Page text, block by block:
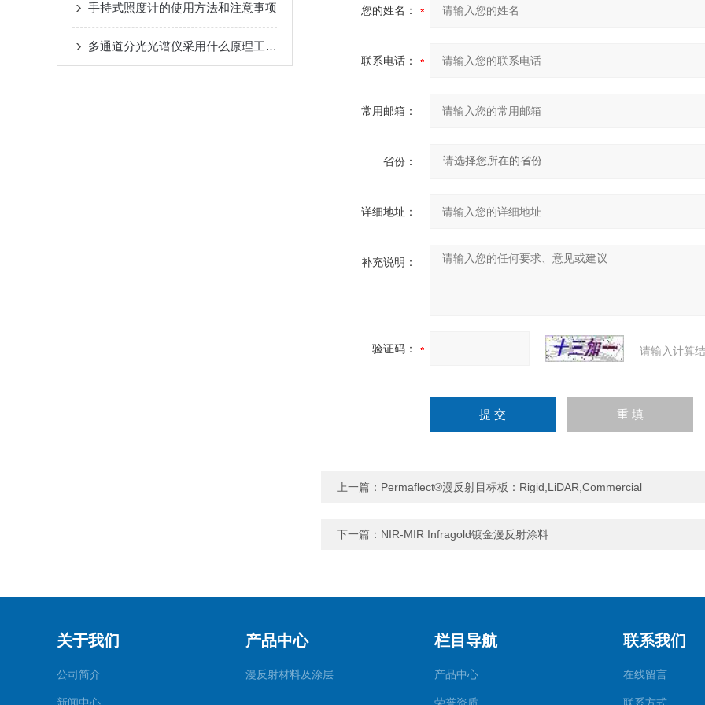
手持式照度计的使用方法和注意事项
多通道分光光谱仪采用什么原理工作的？
您的姓名：
联系电话：
常用邮箱：
省份：
详细地址：
补充说明：
验证码： 请输入计算
上一篇： Permaflect®漫反射目标板：Rigid,LiDAR,Commercial
下一篇： NIR-MIR Infragold镀金漫反射涂料
关于我们
公司简介
产品中心
漫反射材料及涂层
栏目导航
产品中心
联系我们
在线留言